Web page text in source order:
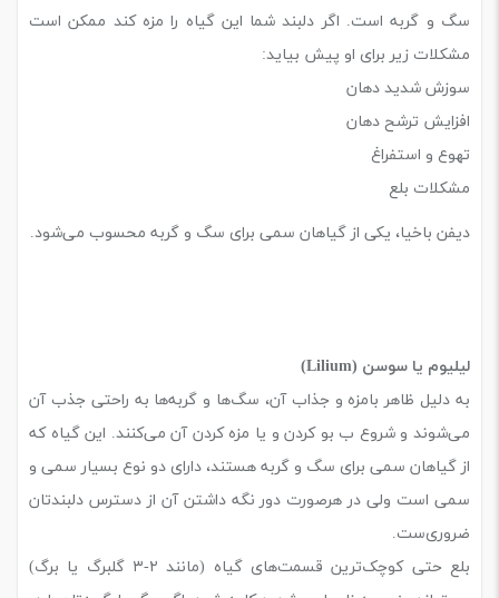
سگ و گربه است. اگر دلبند شما این گیاه را مزه کند ممکن است
مشکلات زیر برای او پیش بیاید:
سوزش شدید دهان
افزایش ترشح دهان
تهوع و استفراغ
مشکلات بلع
دیفن باخیا، یکی از گیاهان سمی برای سگ و گربه محسوب می‌شود.
لیلیوم یا سوسن (Lilium)
به دلیل ظاهر بامزه و جذاب آن، سگ‌ها و گربه‌ها به راحتی جذب آن
می‌شوند و شروع ب بو کردن و یا مزه کردن آن می‌کنند. این گیاه که
از گیاهان سمی برای سگ و گربه هستند، دارای دو نوع بسیار سمی و
سمی است ولی در هرصورت دور نگه داشتن آن از دسترس دلبندتان
ضروری‌ست.
بلع حتی کوچک‌ترین قسمت‌های گیاه (مانند ۲-۳ گلبرگ یا برگ)